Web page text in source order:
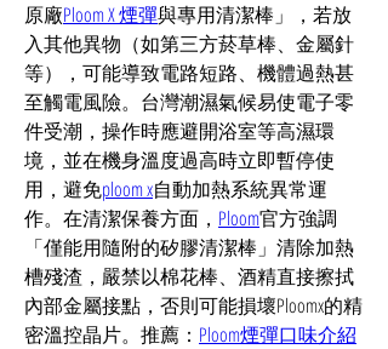
原廠Ploom X 煙彈與專用清潔棒」，若放
入其他異物（如第三方菸草棒、金屬針
等），可能導致電路短路、機體過熱甚
至觸電風險。台灣潮濕氣候易使電子零
件受潮，操作時應避開浴室等高濕環
境，並在機身溫度過高時立即暫停使
用，避免ploom x自動加熱系統異常運
作。在清潔保養方面， Ploom官方強調
「僅能用隨附的矽膠清潔棒」清除加熱
槽殘渣，嚴禁以棉花棒、酒精直接擦拭
內部金屬接點，否則可能損壞Ploomx的精
密溫控晶片。推薦： Ploom煙彈口味介紹